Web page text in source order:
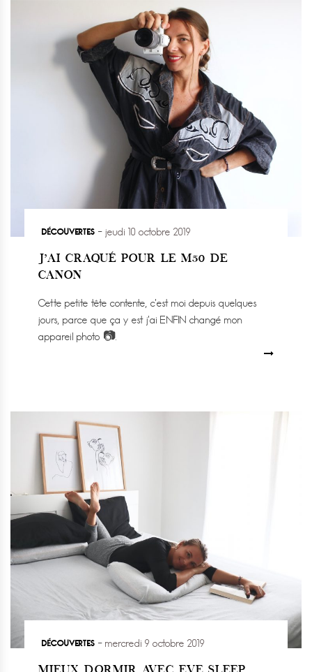
DÉCOUVERTES jeudi 10 octobre 2019
J’AI CRAQUÉ POUR LE M50 DE
CANON
Cette petite tête contente, c’est moi depuis quelques
jours, parce que ça y est j’ai ENFIN changé mon
appareil photo 📷.
DÉCOUVERTES mercredi 9 octobre 2019